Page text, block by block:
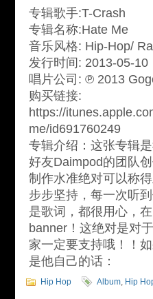
专辑歌手:T-Crash
专辑名称:Hate Me
音乐风格: Hip-Hop/
发行时间: 2013-05-10
唱片公司: ℗ 2013
购买链接:
https://
me/id691760249
专辑介绍：这张专辑
好友Daimpod的团队
制作水准绝对可以称
步步坚持，每一次听
是歌词，都很用心，
banner！这绝对是对
家一定要支持哦！！
是他自己的话：
Hip Hop Album, Hip